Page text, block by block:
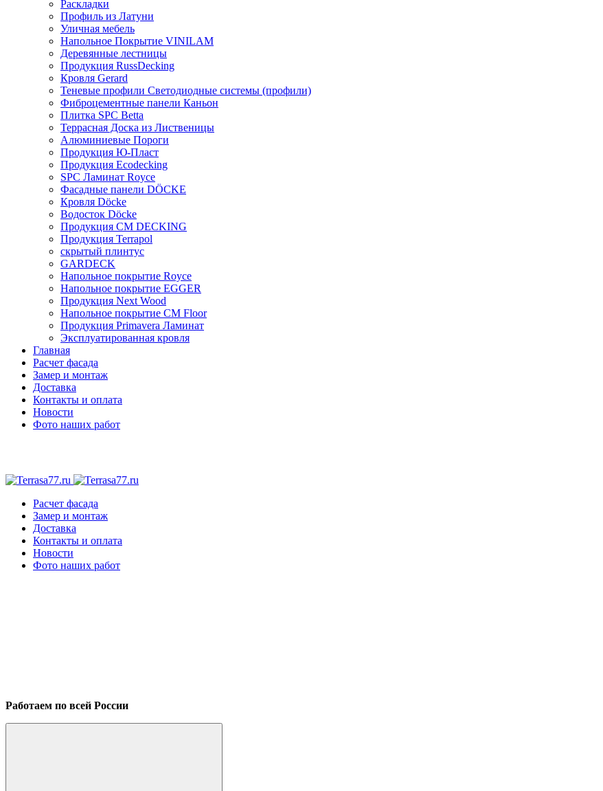
Раскладки
Профиль из Латуни
Уличная мебель
Напольное Покрытие VINILAM
Деревянные лестницы
Продукция RussDecking
Кровля Gerard
Теневые профили Светодиодные системы (профили)
Фиброцементные панели Каньон
Плитка SPC Betta
Террасная Доска из Лиственицы
Алюминиевые Пороги
Продукция Ю-Пласт
Продукция Ecodecking
SPC Ламинат Royce
Фасадные панели DÖCKE
Кровля Döcke
Водосток Döcke
Продукция CM DECKING
Продукция Terrapol
скрытый плинтус
GARDECK
Напольное покрытие Royce
Напольное покрытие EGGER
Продукция Next Wood
Напольное покрытие CM Floor
Продукция Primavera Ламинат
Эксплуатированная кровля
Главная
Расчет фасада
Замер и монтаж
Доставка
Контакты и оплата
Новости
Фото наших работ
Расчет фасада
Замер и монтаж
Доставка
Контакты и оплата
Новости
Фото наших работ
Работаем по всей России